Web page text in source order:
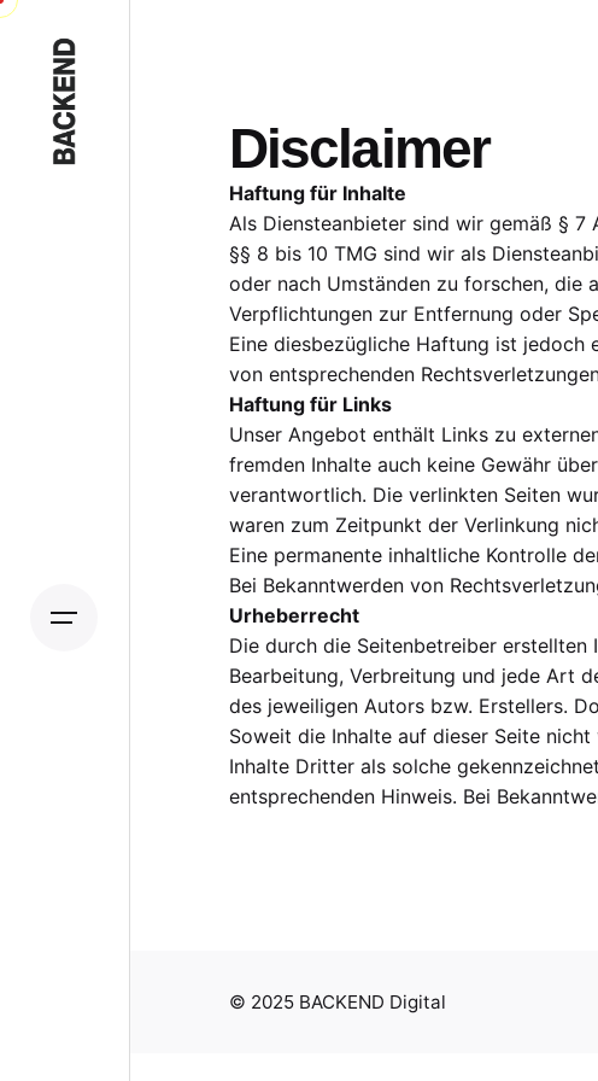
Skip
content
Disclaimer
Haftung für Inhalte
Als Diensteanbieter sind wir gemäß § 7
§§ 8 bis 10 TMG sind wir als
oder nach Umständen zu forschen, die
Verpflichtungen zur Entfernung oder
Eine diesbezügliche Haftung ist jedoch
von entsprechenden
Haftung für Links
Unser Angebot enthält Links zu
fremden Inhalte auch keine Gewähr
verantwortlich. Die verlinkten Seiten
waren zum Zeitpunkt der Verlinkung
Eine permanente inhaltliche Kontrolle
Bei Bekanntwerden von
Urheberrecht
Die durch die Seitenbetreiber erstellten
Bearbeitung, Verbreitung und jede Art
des jeweiligen Autors bzw. Erstellers.
Soweit die Inhalte auf dieser Seite
Inhalte Dritter als solche
entsprechenden Hinweis. Bei
© 2025 BACKEND Digital